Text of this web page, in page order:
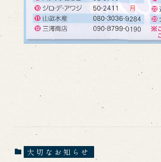
大切なお知らせ